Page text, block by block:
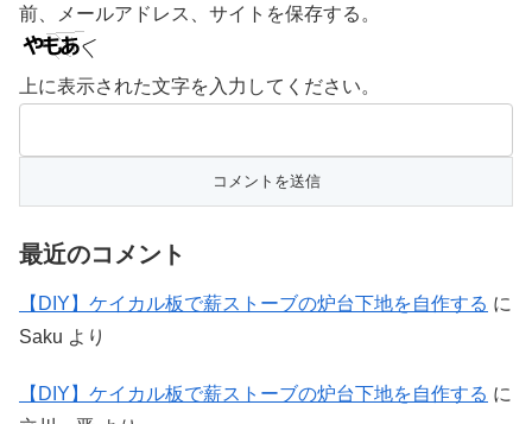
前、メールアドレス、サイトを保存する。
上に表示された文字を入力してください。
最近のコメント
【DIY】ケイカル板で薪ストーブの炉台下地を自作する に
Saku より
【DIY】ケイカル板で薪ストーブの炉台下地を自作する に